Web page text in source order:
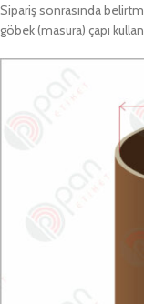
Sipariş sonrasında
göbek (masura) çapı